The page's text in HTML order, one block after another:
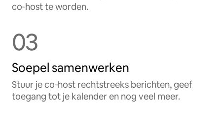
co‑host te worden.
03
Soepel samenwerken
Stuur je co‑host rechtstreeks berichten, geef
toegang tot je kalender en nog veel meer.